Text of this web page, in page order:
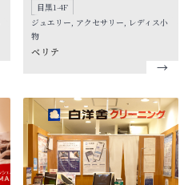
目黒1-4F
ジュエリー, アクセサリー, レディス小
物
ベリテ